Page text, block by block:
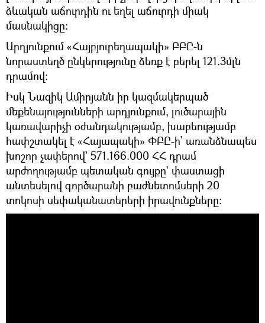
ձևական աճուրդին ու եղել աճուրդի միակ
մասնակիցը։
Արդյունքում «Հայբյուրեղապակի» ԲԲԸ-ն
նորաստեղծ ընկերությունը ձեռք է բերել 121.3մլն
դրամով։
Իսկ Նազիկ Ամիրյանն իր կազմակերպած
մեքենայությունների արդյունքում, լուծարային
կառավարիչի օժանդակությամբ, խաբեությամբ
հափշտակել է «Հայապակի» ՓԲԸ-ի՝ առանձնապես
խոշոր չափերով՝ 571.166.000 ՀՀ դրամ
արժողությամբ պետական գույքը` փաստացի
անտեսելով գործարանի բաժնետոմսերի 20
տոկոսի սեփականատերերի իրավունքները: